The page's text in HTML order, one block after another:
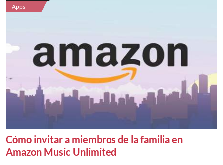
Apps
Cómo invitar a miembros de la familia en
Amazon Music Unlimited